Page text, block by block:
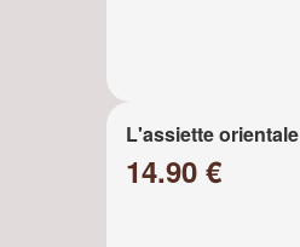
L'assiette orientale
14.90 €